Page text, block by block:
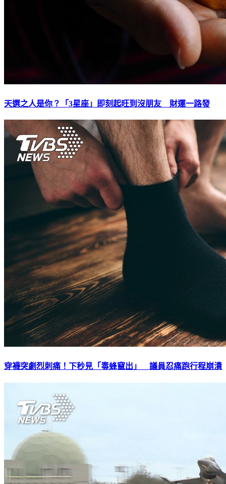
天選之人是你？「3星座」即刻起旺到沒朋友 財運一路發
穿襪突劇烈刺痛！下秒見「毒蜂竄出」 議員忍痛跑行程崩潰